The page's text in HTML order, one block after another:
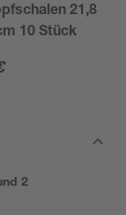
21,8
10 Stück
2